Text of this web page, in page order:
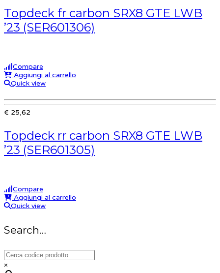
Topdeck fr carbon SRX8 GTE LWB
’23 (SER601306)
Compare
Aggiungi al carrello
Quick view
€ 25,62
Topdeck rr carbon SRX8 GTE LWB
’23 (SER601305)
Compare
Aggiungi al carrello
Quick view
Search…
×